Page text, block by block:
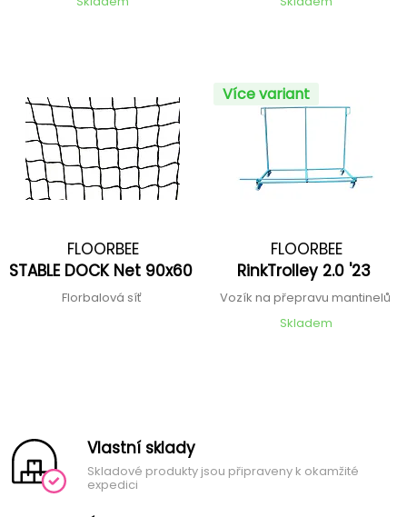
FLOORBEE
STABLE DOCK Net 90x60
Florbalová síť
Více variant
FLOORBEE
RinkTrolley 2.0 '23
Vozík na přepravu mantinelů
Skladem
Vlastní sklady
Skladové produkty jsou připraveny k okamžité
expedici